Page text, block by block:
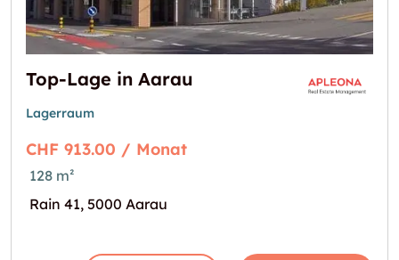
Top-Lage in Aarau
Lagerraum
CHF 913.00 / Monat
128 m²
Rain 41, 5000 Aarau